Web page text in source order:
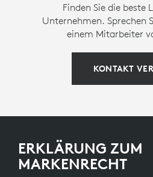
Finden Sie die beste
Unternehmen. Sprechen
einem Mitarbeiter
KONTAKT
ERKLÄRUNG ZUM
MARKENRECHT